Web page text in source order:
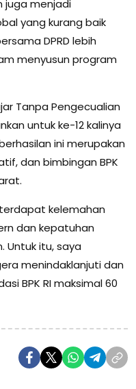
juga menjadi
yang kurang baik
DPRD lebih
menyusun program
Tanpa Pengecualian
untuk ke-12 kalinya
ini merupakan
dan bimbingan BPK
kelemahan
dan kepatuhan
Untuk itu, saya
menindaklanjuti dan
BPK RI maksimal 60